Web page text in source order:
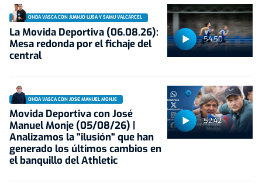
54:50
ONDA VASCA CON JUANJO LUSA Y SAMU VALCÁRCEL
La Movida Deportiva (06.08.26):
Mesa redonda por el fichaje del
central
52:42
ONDA VASCA CON JOSÉ MANUEL MONJE
Movida Deportiva con José
Manuel Monje (05/08/26) |
Analizamos la "ilusión" que han
generado los últimos cambios en
el banquillo del Athletic